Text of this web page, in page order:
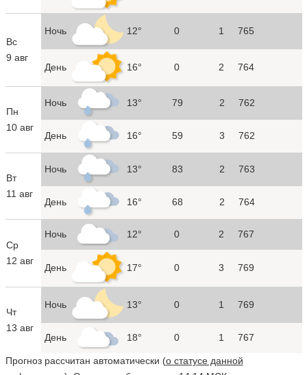
Вс
9 авг
Ночь 12° 0 1 765
День 16° 0 2 764
Пн
10 авг
Ночь 13° 79 2 762
День 16° 59 3 762
Вт
11 авг
Ночь 13° 83 2 763
День 16° 68 2 764
Ср
12 авг
Ночь 12° 0 2 767
День 17° 0 3 769
Чт
13 авг
Ночь 13° 0 1 769
День 18° 0 1 767
Прогноз рассчитан автоматически (о статусе данной